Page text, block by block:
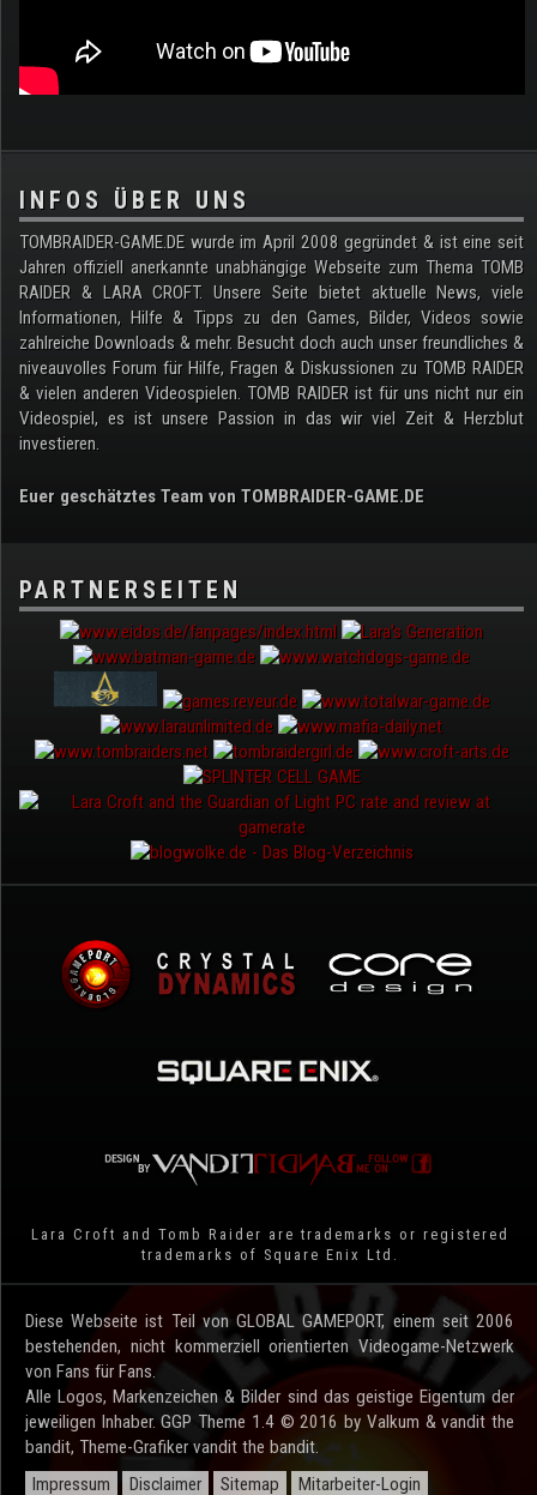
.
INFOS ÜBER UNS
TOMBRAIDER-GAME.DE wurde im April 2008 gegründet & ist eine seit
Jahren offiziell anerkannte unabhängige Webseite zum Thema TOMB
RAIDER & LARA CROFT. Unsere Seite bietet aktuelle News, viele
Informationen, Hilfe & Tipps zu den Games, Bilder, Videos sowie
zahlreiche Downloads & mehr. Besucht doch auch unser freundliches &
niveauvolles Forum für Hilfe, Fragen & Diskussionen zu TOMB RAIDER
& vielen anderen Videospielen. TOMB RAIDER ist für uns nicht nur ein
Videospiel, es ist unsere Passion in das wir viel Zeit & Herzblut
investieren.
Euer geschätztes Team von TOMBRAIDER-GAME.DE
PARTNERSEITEN
Lara Croft and Tomb Raider are trademarks or registered
trademarks of Square Enix Ltd.
Diese Webseite ist Teil von GLOBAL GAMEPORT, einem seit 2006
bestehenden, nicht kommerziell orientierten Videogame-Netzwerk
von Fans für Fans.
Alle Logos, Markenzeichen & Bilder sind das geistige Eigentum der
jeweiligen Inhaber. GGP Theme 1.4 © 2016 by Valkum & vandit the
bandit, Theme-Grafiker vandit the bandit.
Impressum
Disclaimer Sitemap Mitarbeiter-Login